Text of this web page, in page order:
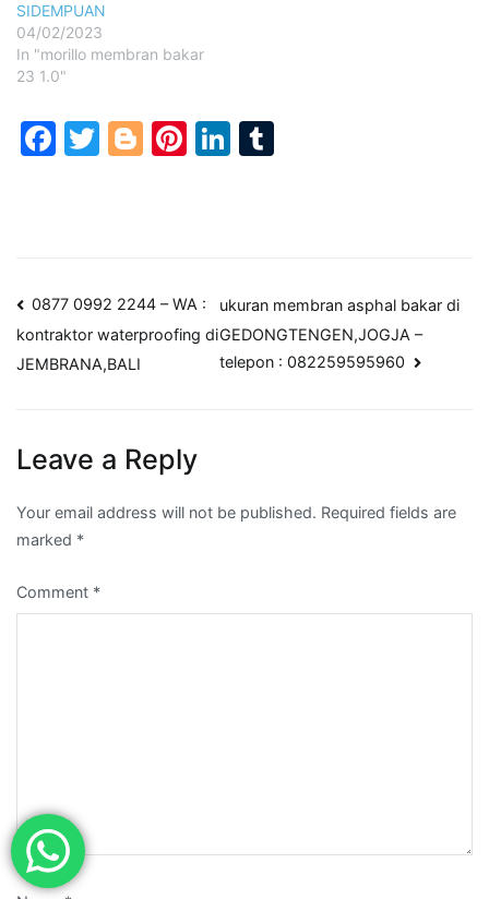
SIDEMPUAN
04/02/2023
In "morillo membran bakar
23 1.0"
Facebook
Twitter
Blogger
Pinterest
LinkedIn
Post
navigation
0877 0992 2244 – WA :
kontraktor waterproofing di
JEMBRANA,BALI
ukuran membran asphal bakar di
GEDONGTENGEN,JOGJA –
telepon : 082259595960
Leave a Reply
Your email address will not be published. Required fields are
marked *
Comment *